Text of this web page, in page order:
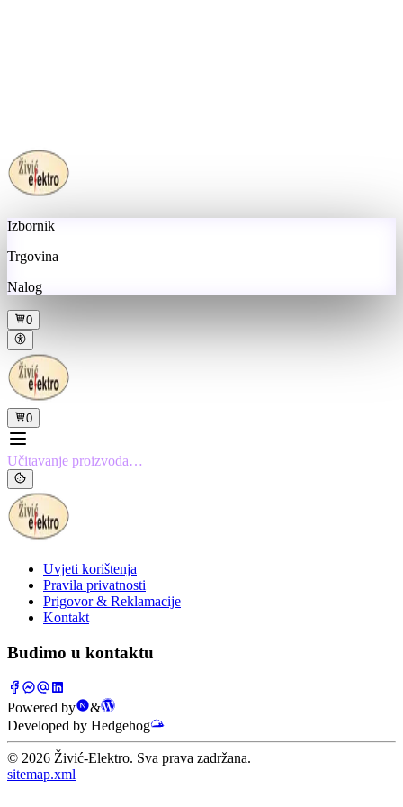
Izbornik
Trgovina
Nalog
0
0
Učitavanje proizvoda…
Uvjeti korištenja
Pravila privatnosti
Prigovor & Reklamacije
Kontakt
Budimo u kontaktu
Powered by
&
Developed by Hedgehog
© 2026 Živić-Elektro. Sva prava zadržana.
sitemap.xml